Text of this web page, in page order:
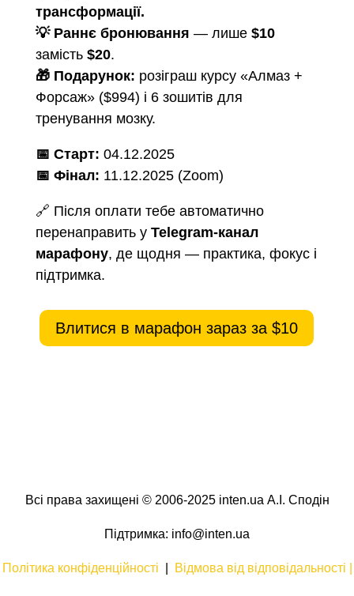
трансформації.
💡 Раннє бронювання — лише $10
замість $20.
🎁 Подарунок: розіграш курсу «Алмаз +
Форсаж» ($994) і 6 зошитів для
тренування мозку.
📅 Старт: 04.12.2025
📅 Фінал: 11.12.2025 (Zoom)
🔗 Після оплати тебе автоматично
перенаправить у Telegram-канал
марафону, де щодня — практика, фокус і
підтримка.
Влитися в марафон зараз за $10
Всі права захищені © 2006-2025 inten.ua А.І. Сподін
Підтримка: info@inten.ua
Політика конфіденційності Відмова від відповідальності |